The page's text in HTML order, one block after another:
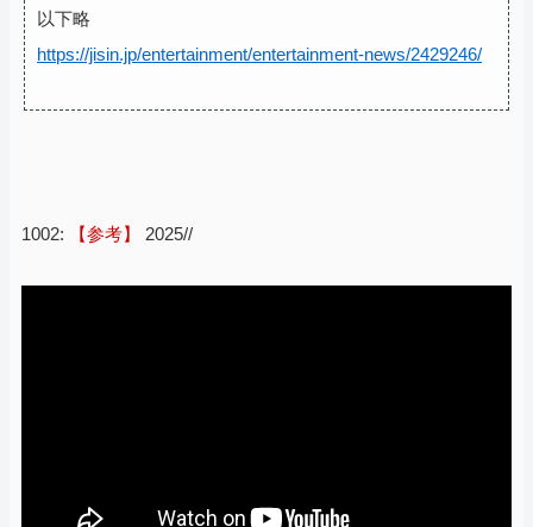
以下略
https://jisin.jp/entertainment/entertainment-news/2429246/
1002: 【参考】 2025//